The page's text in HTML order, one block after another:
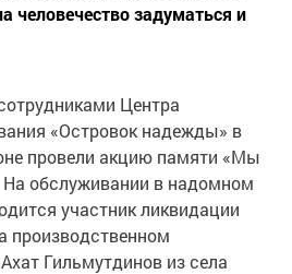
человечество задуматься и
Центра
«Островок надежды» в
провели акцию памяти «Мы
обслуживании в надомном
участник ликвидации
производственном
Гильмутдинов из села